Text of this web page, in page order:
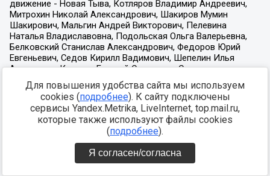
Для повышения удобства сайта мы используем
cookies (подробнее). К сайту подключены
сервисы Yandex.Metrika, LiveInternet, top.mail.ru,
которые также используют файлы cookies
(подробнее).
Я согласен/согласна